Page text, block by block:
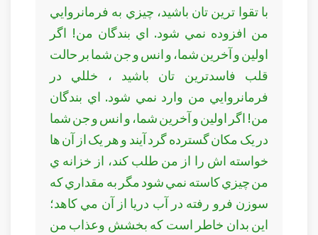
با تقوا ترين تان باشيد، چيزي به فرمانروايي
من افزوده نمي شود. اي بندگان من! اگر
اولين و آخرين شما، و انس و جن شما بر حالت
قلب فاسدترين تان باشيد ، خللي در
فرمانروايي من وارد نمي شود. اي بندگان
من! اگر اولين و آخرين شما، و انس و جن شما
در يک مکان گسترده گرد آيند و هر يک از آن ها
خواسته اش را از من طلب کند، از خزانه ي
من چيزي کاسته نمي شود مگر به مقداري که
سوزن فرو رفته در آب دريا از آن مي کاهد؛
اين بدان خاطر است که بخشش وعذاب من